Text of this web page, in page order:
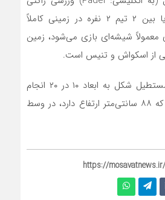
است که بین ۲ نفر یا بین ۲ تیم ۲ نفره در زمینی کاملاً
معمولاً شیشه‌ای بازی می‌شود، زمین
از اسکواش و تنیس است.
بازی پدل در زمینی مستطیل شکل به ابعاد ۱۰ در ۲۰ انجام
می‌شود، تور ۱۰ متری که ۸۸ سانتی‌متر ارتفاع دارد، در وسط
https://